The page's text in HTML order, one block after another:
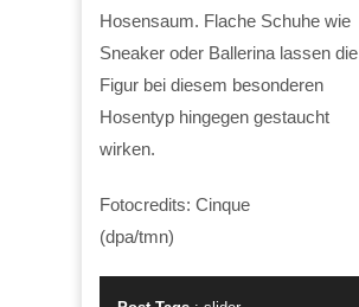
Hosensaum. Flache Schuhe wie
Sneaker oder Ballerina lassen die
Figur bei diesem besonderen
Hosentyp hingegen gestaucht
wirken.
Fotocredits: Cinque
(dpa/tmn)